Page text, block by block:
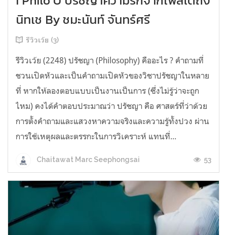
นิทเช By ชมะนันท์ จันทร์ศรี
รีวิวเว้ย (3)
รีวิวเว้ย (2248) ปรัชญา (Philosophy) คืออะไร ? คำถามที่
ชวนเปิดหัวและเป็นคำถามเปิดหัวของวิชาปรัชญาในหลาย
ที่ หากให้ลองตอบแบบเป็นงานเป็นการ (ซึ่งไม่รู้ว่าจะถูก
ไหม) คงได้คำตอบประมาณว่า ปรัชญา คือ ศาสตร์ที่ว่าด้วย
การตั้งคำถามและแสวงหาความจริงและความรู้ทั้งปวง ผ่าน
การใช้เหตุผลและตรรกะในการวิเคราะห์ แทนที่...
Chaitawat Marc Seephongsai 53